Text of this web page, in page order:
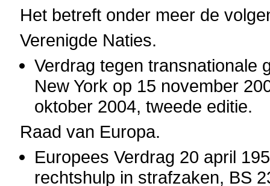
Het betreft onder meer de
Verenigde Naties.
Verdrag tegen transnationale
New York op 15 november
oktober 2004, tweede editie.
Raad van Europa.
Europees Verdrag 20 april
rechtshulp in strafzaken, BS